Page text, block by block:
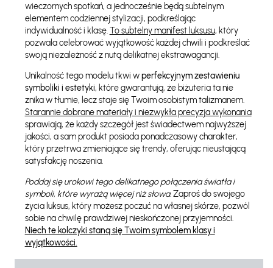
wieczornych spotkań, a jednocześnie będą subtelnym
elementem codziennej stylizacji, podkreślając
indywidualność i klasę.To subtelny manifest luksusu, który
pozwala celebrować wyjątkowość każdej chwili i podkreślać
swoją niezależność z nutą delikatnej ekstrawagancji.
Unikalność tego modelu tkwi wperfekcyjnym zestawieniu
symboliki i estetyki, które gwarantują, że biżuteria ta nie
znika w tłumie, lecz staje się Twoim osobistym talizmanem.
Starannie dobrane materiały i niezwykła precyzja wykonania
sprawiają, że każdy szczegół jest świadectwem najwyższej
jakości, a sam produkt posiada ponadczasowy charakter,
który przetrwa zmieniające się trendy, oferując nieustającą
satysfakcję noszenia.
Poddaj się urokowi tego delikatnego połączenia światła i
symboli, które wyrażą więcej niż słowa. Zaproś do swojego
życia luksus, który możesz poczuć na własnej skórze, pozwól
sobie na chwilę prawdziwej nieskończonej przyjemności.
Niech te kolczyki staną się Twoim symbolem klasy i
wyjątkowości.